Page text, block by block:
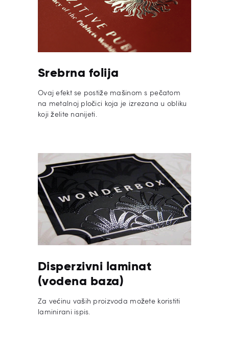
Srebrna folija
Ovaj efekt se postiže mašinom s pečatom
na metalnoj pločici koja je izrezana u obliku
koji želite nanijeti.
Disperzivni laminat
(vodena baza)
Za većinu vaših proizvoda možete koristiti
laminirani ispis.